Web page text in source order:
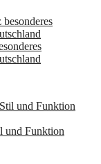
und Funktion